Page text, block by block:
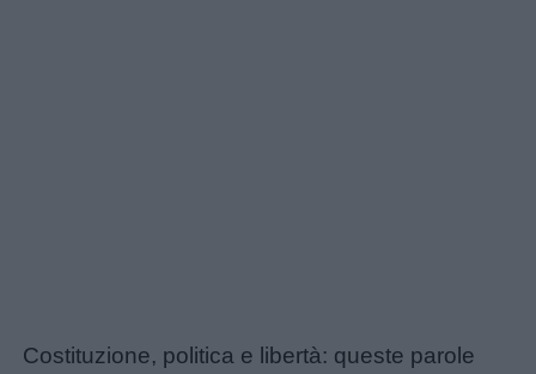
Costituzione, politica e libertà: queste parole